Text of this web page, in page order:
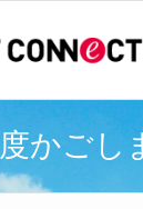
かごし